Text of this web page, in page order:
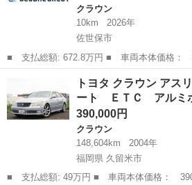
クラウン
10km
2026年
佐世保市
■ 支払総額: 672.8万円 ■ 車両本体価格： 6,599,000 円 ■ メーカ
ー名： トヨタ ■ 車種名： クラウンエス
名： Ｚ アラウンドビューモニター メ
ート ナビＴ...
佐世保市 クラウン
トヨタ クラウン ア
ート ＥＴＣ アルミ
390,000円
クラウン
148,604km
2004年
福岡県 久留米市
■ 支払総額: 49万円 ■ 車両本体価格： 390,000 円 ■ メーカー